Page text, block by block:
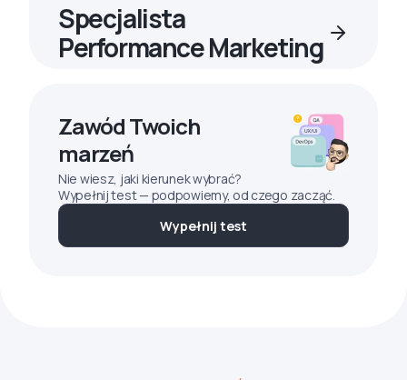
Specjalista
Performance Marketing
Zawód Twoich
marzeń
Nie wiesz, jaki kierunek wybrać?
Wypełnij test — podpowiemy, od czego zacząć.
Wypełnij test